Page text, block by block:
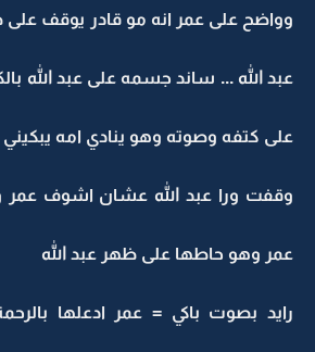
وواضح على عمر انه مو قادر يوقف على
عبد الله ... ساند جسمه على عبد الله
على كتفه وصوته وهو ينادي امه
وقفت ورا عبد الله عشان اشوف
عمر وهو حاطها على ظهر عبد الله
رايد بصوت باكي = عمر ادعلها